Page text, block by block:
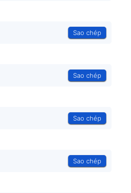
Sao chép
Sao chép
Sao chép
Sao chép